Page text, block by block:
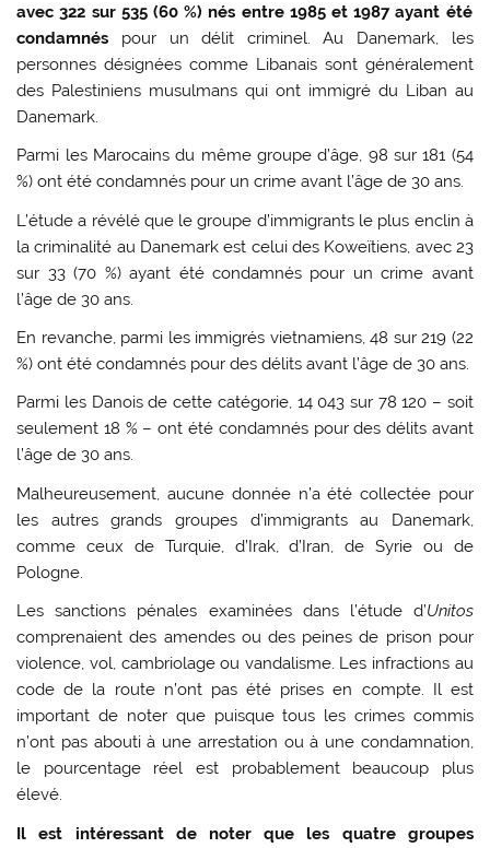
avec 322 sur 535 (60 %) nés entre 1985 et 1987 ayant été
condamnés pour un délit criminel. Au Danemark, les
personnes désignées comme Libanais sont généralement
des Palestiniens musulmans qui ont immigré du Liban au
Danemark.
Parmi les Marocains du même groupe d’âge, 98 sur 181 (54
%) ont été condamnés pour un crime avant l’âge de 30 ans.
L’étude a révélé que le groupe d’immigrants le plus enclin à
la criminalité au Danemark est celui des Koweïtiens, avec 23
sur 33 (70 %) ayant été condamnés pour un crime avant
l’âge de 30 ans.
En revanche, parmi les immigrés vietnamiens, 48 sur 219 (22
%) ont été condamnés pour des délits avant l’âge de 30 ans.
Parmi les Danois de cette catégorie, 14 043 sur 78 120 – soit
seulement 18 % – ont été condamnés pour des délits avant
l’âge de 30 ans.
Malheureusement, aucune donnée n’a été collectée pour
les autres grands groupes d’immigrants au Danemark,
comme ceux de Turquie, d’Irak, d’Iran, de Syrie ou de
Pologne.
Les sanctions pénales examinées dans l’étude d’Unitos
comprenaient des amendes ou des peines de prison pour
violence, vol, cambriolage ou vandalisme. Les infractions au
code de la route n’ont pas été prises en compte. Il est
important de noter que puisque tous les crimes commis
n’ont pas abouti à une arrestation ou à une condamnation,
le pourcentage réel est probablement beaucoup plus
élevé.
Il est intéressant de noter que les quatre groupes